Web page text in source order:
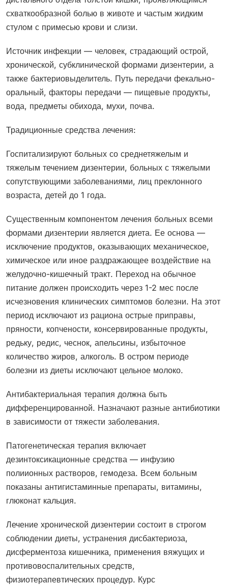
схваткообразной болью в животе и частым жидким
стулом с примесью крови и слизи.
Источник инфекции — человек, страдающий острой,
хронической, субклинической формами дизентерии, а
также бактериовыделитель. Путь передачи фекально-
оральный, факторы передачи — пищевые продукты,
вода, предметы обихода, мухи, почва.
Традиционные средства лечения:
Госпитализируют больных со среднетяжелым и
тяжелым течением дизентерии, больных с тяжелыми
сопутствующими заболеваниями, лиц преклонного
возраста, детей до 1 года.
Существенным компонентом лечения больных всеми
формами дизентерии является диета. Ее основа —
исключение продуктов, оказывающих механическое,
химическое или иное раздражающее воздействие на
желудочно-кишечный тракт. Переход на обычное
питание должен происходить через 1-2 мес после
исчезновения клинических симптомов болезни. На этот
период исключают из рациона острые приправы,
пряности, копчености, консервированные продукты,
редьку, редис, чеснок, апельсины, избыточное
количество жиров, алкоголь. В остром периоде
болезни из диеты исключают цельное молоко.
Антибактериальная терапия должна быть
дифференцированной. Назначают разные антибиотики
в зависимости от тяжести заболевания.
Патогенетическая терапия включает
дезинтоксикационные средства — инфузию
полиионных растворов, гемодеза. Всем больным
показаны антигистаминные препараты, витамины,
глюконат кальция.
Лечение хронической дизентерии состоит в строгом
соблюдении диеты, устранения дисбактериоза,
дисферментоза кишечника, применения вяжущих и
противовоспалительных средств,
физиотерапевтических процедур. Курс